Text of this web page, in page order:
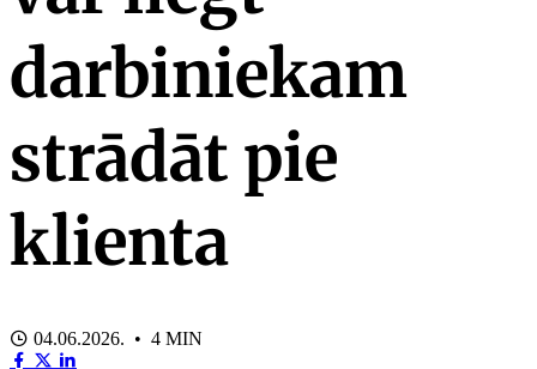
darbiniekam
strādāt pie
klienta
04.06.2026. • 4 MIN